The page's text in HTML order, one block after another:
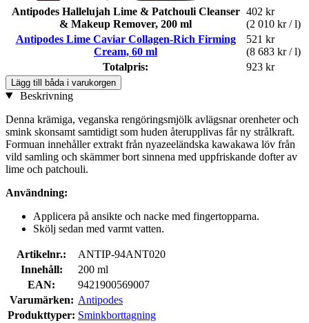
Antipodes Hallelujah Lime & Patchouli Cleanser
& Makeup Remover, 200 ml
402 kr
(2 010 kr / l)
Antipodes Lime Caviar Collagen-Rich Firming
Cream, 60 ml
521 kr
(8 683 kr / l)
Totalpris:
923 kr
Lägg till båda i varukorgen
Beskrivning
Denna krämiga, veganska rengöringsmjölk avlägsnar orenheter och
smink skonsamt samtidigt som huden återupplivas får ny strålkraft.
Formuan innehåller extrakt från nyazeeländska kawakawa löv från
vild samling och skämmer bort sinnena med uppfriskande dofter av
lime och patchouli.
Användning:
Applicera på ansikte och nacke med fingertopparna.
Skölj sedan med varmt vatten.
Artikelnr.:
ANTIP-94ANT020
Innehåll:
200 ml
EAN:
9421900569007
Varumärken: Antipodes
Produkttyper: Sminkborttagning